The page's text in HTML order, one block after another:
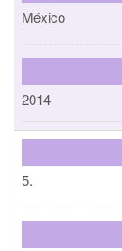
México
2014
5.